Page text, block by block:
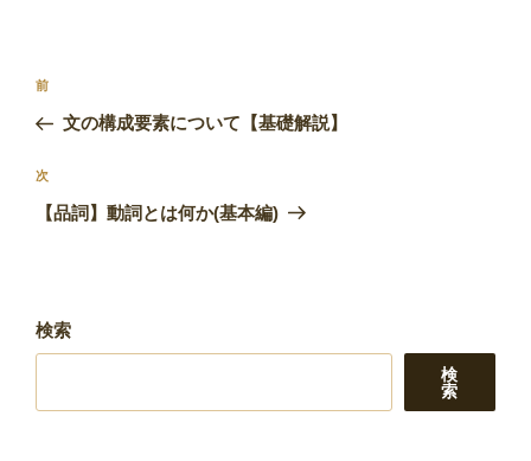
投
ナ
ビ
ゲ
ン
前
の
稿
前
文の構成要素について【基礎解説】
次
の
次
【品詞】動詞とは何か(基本編)
検索
検
索